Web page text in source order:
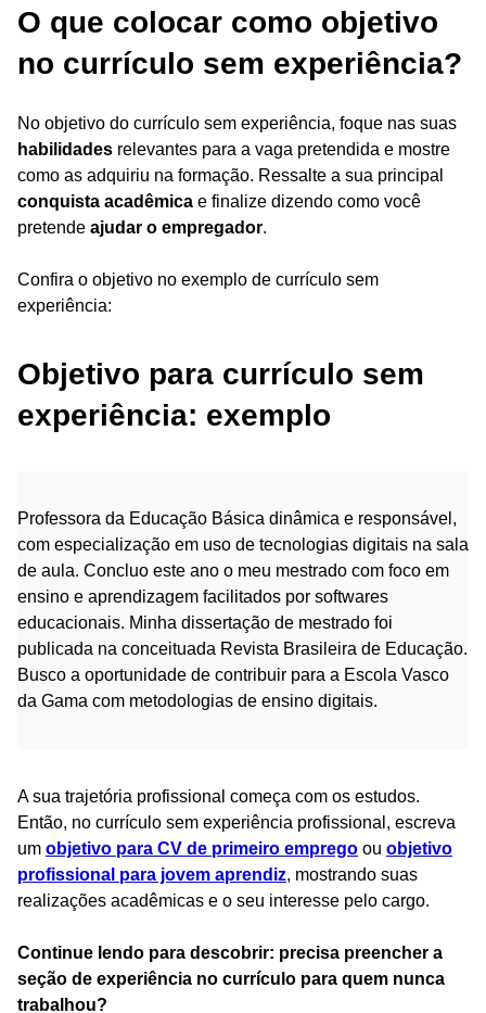
O que colocar como objetivo
no currículo sem experiência?
No objetivo do currículo sem experiência, foque nas suas
habilidades relevantes para a vaga pretendida e mostre
como as adquiriu na formação. Ressalte a sua principal
conquista acadêmica e finalize dizendo como você
pretende ajudar o empregador.
Confira o objetivo no exemplo de currículo sem
experiência:
Objetivo para currículo sem
experiência: exemplo
Professora da Educação Básica dinâmica e responsável,
com especialização em uso de tecnologias digitais na sala
de aula. Concluo este ano o meu mestrado com foco em
ensino e aprendizagem facilitados por softwares
educacionais. Minha dissertação de mestrado foi
publicada na conceituada Revista Brasileira de Educação.
Busco a oportunidade de contribuir para a Escola Vasco
da Gama com metodologias de ensino digitais.
A sua trajetória profissional começa com os estudos.
Então, no currículo sem experiência profissional, escreva
um objetivo para CV de primeiro emprego ou objetivo
profissional para jovem aprendiz, mostrando suas
realizações acadêmicas e o seu interesse pelo cargo.
Continue lendo para descobrir: precisa preencher a
seção de experiência no currículo para quem nunca
trabalhou?